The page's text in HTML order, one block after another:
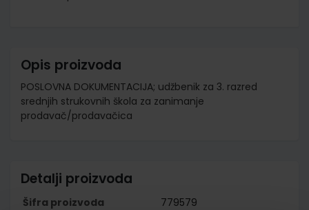
Opis proizvoda
POSLOVNA DOKUMENTACIJA; udžbenik za 3. razred
srednjih strukovnih škola za zanimanje
prodavač/prodavačica
Detalji proizvoda
Šifra proizvoda
779579